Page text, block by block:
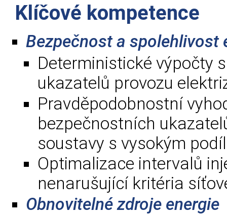
Klíčové kompetence
Bezpečnost a
Deterministické výpočty
ukazatelů provozu
Pravděpodobnostní
bezpečnostních
soustavy s vysokým
Optimalizace intervalů
nenarušující kritéria
Obnovitelné zdroje energie